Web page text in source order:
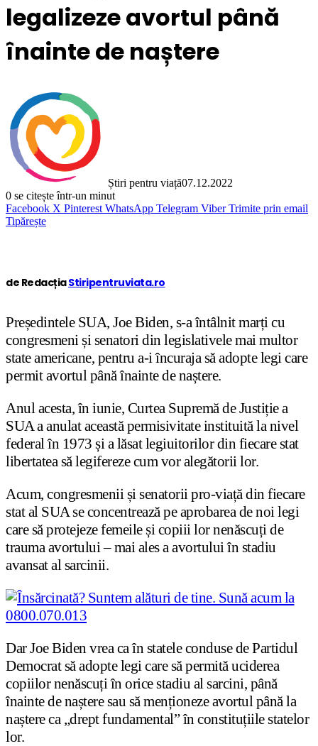
legalizeze avortul până
înainte de naștere
Știri pentru viață07.12.2022
0 se citește într-un minut
Facebook X Pinterest WhatsApp Telegram Viber Trimite prin email
Tipărește
de RedacțiaStiripentruviata.ro
Președintele SUA, Joe Biden, s-a întâlnit marți cu
congresmeni și senatori din legislativele mai multor
state americane, pentru a-i încuraja să adopte legi care
permit avortul până înainte de naștere.
Anul acesta, în iunie, Curtea Supremă de Justiție a
SUA a anulat această permisivitate instituită la nivel
federal în 1973 și a lăsat legiuitorilor din fiecare stat
libertatea să legifereze cum vor alegătorii lor.
Acum, congresmenii și senatorii pro-viață din fiecare
stat al SUA se concentrează pe aprobarea de noi legi
care să protejeze femeile și copiii lor nenăscuți de
trauma avortului – mai ales a avortului în stadiu
avansat al sarcinii.
Dar Joe Biden vrea ca în statele conduse de Partidul
Democrat să adopte legi care să permită uciderea
copiilor nenăscuți în orice stadiu al sarcini, până
înainte de naștere sau să menționeze avortul până la
naștere ca „drept fundamental” în constituțiile statelor
lor.